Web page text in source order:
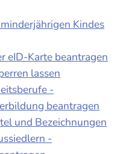
Kindes
eID-Karte beantragen
lassen
-
beantragen
und Bezeichnungen
-